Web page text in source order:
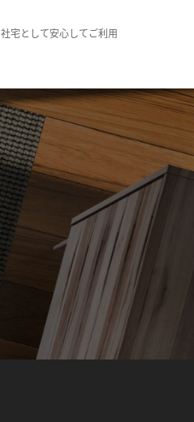
宅として安心してご利用